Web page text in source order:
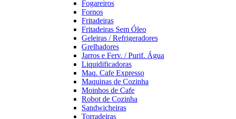
Fogareiros
Fornos
Fritadeiras
Fritadeiras Sem Óleo
Geleiras / Refrigeradores
Grelhadores
Jarros e Ferv. / Purif. Água
Liquidificadoras
Maq. Cafe Expresso
Maquinas de Cozinha
Moinhos de Cafe
Robot de Cozinha
Sandwicheiras
Torradeiras